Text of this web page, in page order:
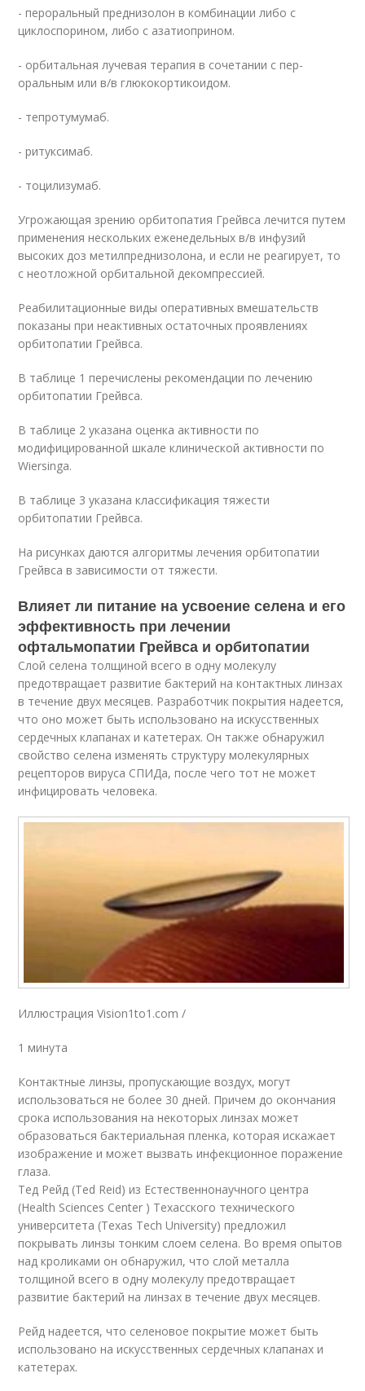
- пероральный преднизолон в комбинации либо с
циклоспорином, либо с азатиоприном.
- орбитальная лучевая терапия в сочетании с пер-
оральным или в/в глюкокортикоидом.
- тепротумумаб.
- ритуксимаб.
- тоцилизумаб.
Угрожающая зрению орбитопатия Грейвса лечится путем
применения нескольких еженедельных в/в инфузий
высоких доз метилпреднизолона, и если не реагирует, то
с неотложной орбитальной декомпрессией.
Реабилитационные виды оперативных вмешательств
показаны при неактивных остаточных проявлениях
орбитопатии Грейвса.
В таблице 1 перечислены рекомендации по лечению
орбитопатии Грейвса.
В таблице 2 указана оценка активности по
модифицированной шкале клинической активности по
Wiersinga.
В таблице 3 указана классификация тяжести
орбитопатии Грейвса.
На рисунках даются алгоритмы лечения орбитопатии
Грейвса в зависимости от тяжести.
Влияет ли питание на усвоение селена и его
эффективность при лечении
офтальмопатии Грейвса и орбитопатии
Слой селена толщиной всего в одну молекулу
предотвращает развитие бактерий на контактных линзах
в течение двух месяцев. Разработчик покрытия надеется,
что оно может быть использовано на искусственных
сердечных клапанах и катетерах. Он также обнаружил
свойство селена изменять структуру молекулярных
рецепторов вируса СПИДа, после чего тот не может
инфицировать человека.
Иллюстрация Vision1to1.com /
1 минута
Контактные линзы, пропускающие воздух, могут
использоваться не более 30 дней. Причем до окончания
срока использования на некоторых линзах может
образоваться бактериальная пленка, которая искажает
изображение и может вызвать инфекционное поражение
глаза.
Тед Рейд (Ted Reid) из Естественнонаучного центра
(Health Sciences Center ) Техасского технического
университета (Texas Tech University) предложил
покрывать линзы тонким слоем селена. Во время опытов
над кроликами он обнаружил, что слой металла
толщиной всего в одну молекулу предотвращает
развитие бактерий на линзах в течение двух месяцев.
Рейд надеется, что селеновое покрытие может быть
использовано на искусственных сердечных клапанах и
катетерах.